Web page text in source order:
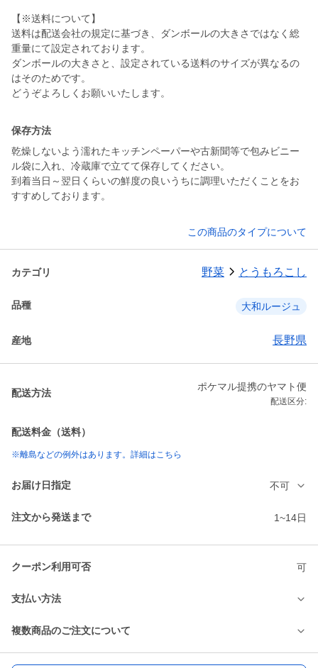
【※送料について】
送料は配送会社の規定に基づき、ダンボールの大きさではなく総
重量にて設定されております。
ダンボールの大きさと、設定されている送料のサイズが異なるの
はそのためです。
どうぞよろしくお願いいたします。
保存方法
乾燥しないよう濡れたキッチンペーパーや古新聞等で包みビニー
ル袋に入れ、冷蔵庫で立てて保存してください。
到着当日～翌日くらいの鮮度の良いうちに調理いただくことをお
すすめしております。
この商品のタイプについて
カテゴリ 野菜 とうもろこし
品種 大和ルージュ
産地 長野県
配送方法
ポケマル提携のヤマト便
配送区分:
配送料金（送料）
※離島などの例外はあります。詳細はこちら
お届け日指定 不可
注文から発送まで 1~14日
クーポン利用可否 可
支払い方法
複数商品のご注文について